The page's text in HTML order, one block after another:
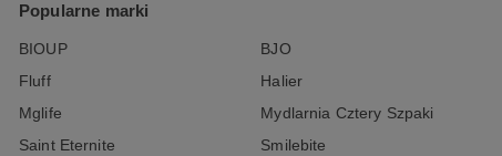
Popularne marki
BIOUP BJO
Fluff
Halier
Mglife
Mydlarnia Cztery Szpaki
Saint Eternite
Smilebite